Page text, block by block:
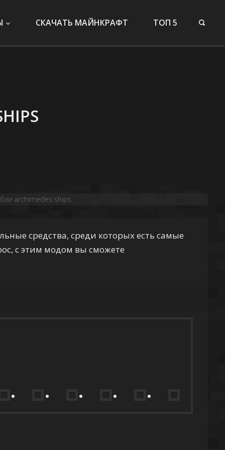
СКАЧАТЬ МАЙНКРАФТ ТОП 5
archimedes ships
средства, среди которых есть самые
с этим модом вы сможете